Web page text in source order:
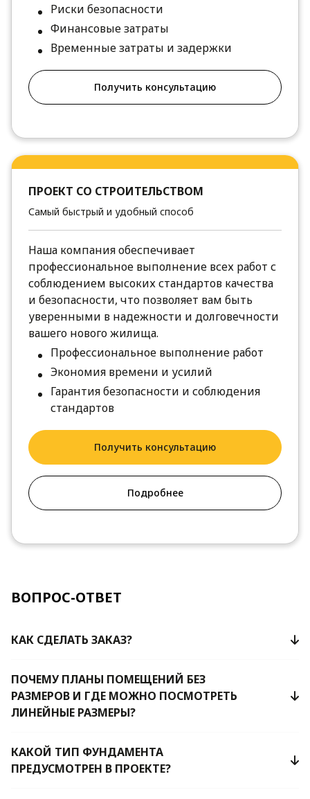
Риски безопасности
Финансовые затраты
Временные затраты и задержки
Получить консультацию
ПРОЕКТ СО СТРОИТЕЛЬСТВОМ
Самый быстрый и удобный способ
Наша компания обеспечивает
профессиональное выполнение всех работ с
соблюдением высоких стандартов качества
и безопасности, что позволяет вам быть
уверенными в надежности и долговечности
вашего нового жилища.
Профессиональное выполнение работ
Экономия времени и усилий
Гарантия безопасности и соблюдения
стандартов
Получить консультацию
Подробнее
ВОПРОС-ОТВЕТ
КАК СДЕЛАТЬ ЗАКАЗ?
ПОЧЕМУ ПЛАНЫ ПОМЕЩЕНИЙ БЕЗ
РАЗМЕРОВ И ГДЕ МОЖНО ПОСМОТРЕТЬ
ЛИНЕЙНЫЕ РАЗМЕРЫ?
КАКОЙ ТИП ФУНДАМЕНТА
ПРЕДУСМОТРЕН В ПРОЕКТЕ?